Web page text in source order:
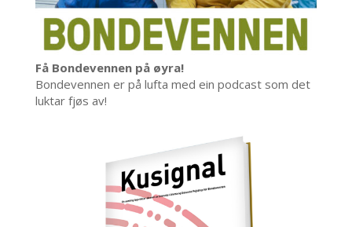
Få Bondevennen på øyra!
Bondevennen er på lufta med ein podcast som det
luktar fjøs av!